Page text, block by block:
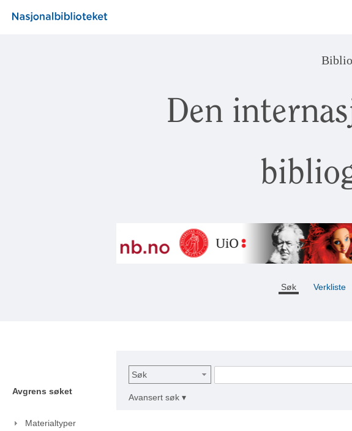
Den
Søk Verkliste
Avgrens søket
Materialtyper
Søk
Avansert søk ▾